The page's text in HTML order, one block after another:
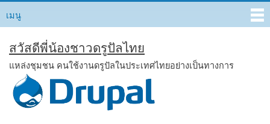
Main menu
เมนู
สวัสดีพี่น้องชาวดรูปัลไทย
แหล่งชุมชน คนใช้งานดรูปัลในประเทศไทยอย่างเป็นทางการ